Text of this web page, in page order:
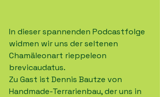
In dieser spannenden Podcastfolge
widmen wir uns der seltenen
Chamäleonart rieppeleon
brevicaudatus.
Zu Gast ist Dennis Bautze von
Handmade-Terrarienbau, der uns in